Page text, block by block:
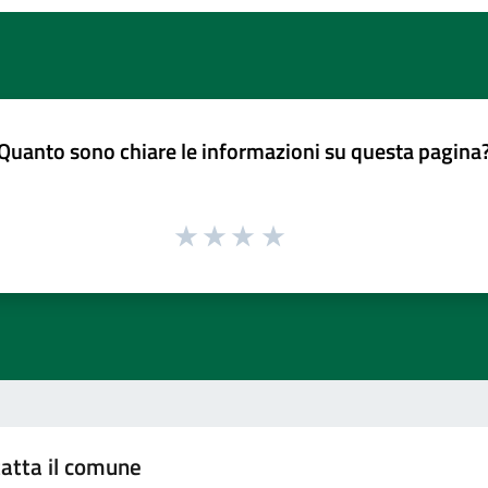
sono chiare le informazioni su questa
il comune